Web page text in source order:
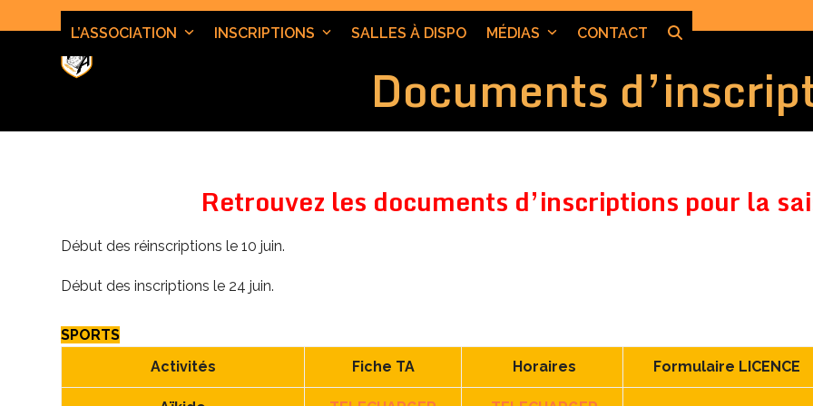
to
L’ASSOCIATION INSCRIPTIONS SALLES À DISPO MÉDIAS CONTACT
Documents
Retrouvez les documents d’inscriptions pour la
Début des réinscriptions le 10 juin.
Début des inscriptions le 24 juin.
SPORTS
Activités
Fiche TA Horaires Formulaire LICENCE